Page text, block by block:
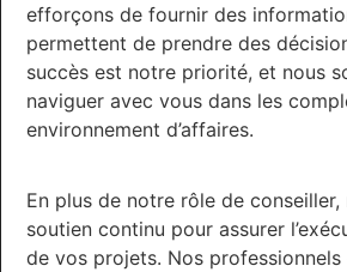
efforçons de fournir des
permettent de prendre des
succès est notre priorité, et nous
naviguer avec vous dans les
environnement d’affaires.
En plus de notre rôle de
soutien continu pour assurer
de vos projets. Nos professionnels